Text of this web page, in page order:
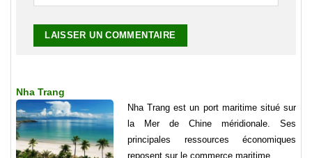
Nha Trang
Nha Trang est un port maritime situé sur
la Mer de Chine méridionale. Ses
principales ressources économiques
reposent sur le commerce maritime